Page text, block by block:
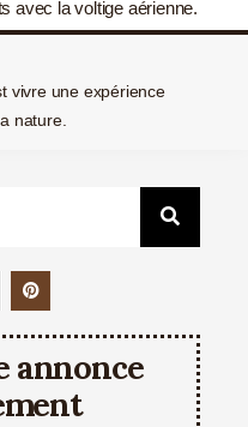
avec la voltige aérienne.
vivre une expérience
nature.
annonce